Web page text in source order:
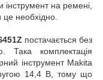
інструмент на ремені,
це необхідно.
постачається без
Така комплектація
інструмент Makita
14,4 В, тому що